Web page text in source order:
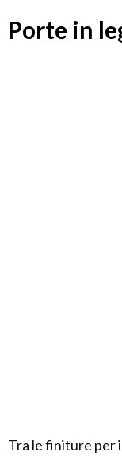
Porte in
Tra le finiture per